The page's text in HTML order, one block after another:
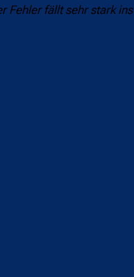
Fehler fällt sehr stark